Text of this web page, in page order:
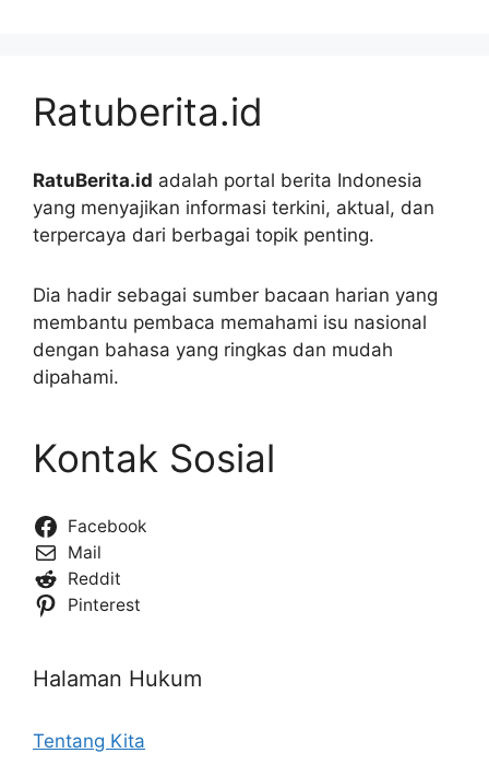
Ratuberita.id
RatuBerita.id adalah portal berita Indonesia
yang menyajikan informasi terkini, aktual, dan
terpercaya dari berbagai topik penting.
Dia hadir sebagai sumber bacaan harian yang
membantu pembaca memahami isu nasional
dengan bahasa yang ringkas dan mudah
dipahami.
Kontak Sosial
Facebook
Mail
Reddit
Pinterest
Halaman Hukum
Tentang Kita